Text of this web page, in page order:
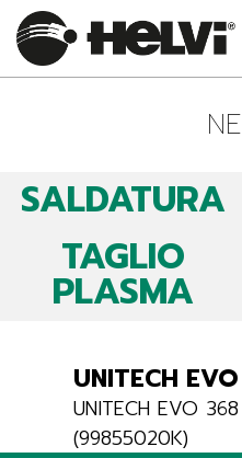
SALDATURA
TAGLIO
PLASMA
UNITECH
UNITECH EVO
(99855020K)